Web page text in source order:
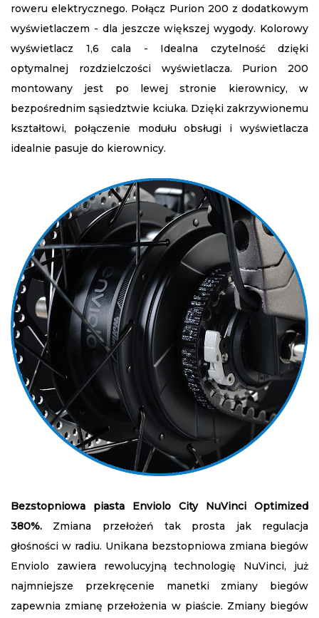
roweru elektrycznego. Połącz Purion 200 z dodatkowym
wyświetlaczem - dla jeszcze większej wygody. Kolorowy
wyświetlacz 1,6 cala - Idealna czytelność dzięki
optymalnej rozdzielczości wyświetlacza. Purion 200
montowany jest po lewej stronie kierownicy, w
bezpośrednim sąsiedztwie kciuka. Dzięki zakrzywionemu
kształtowi, połączenie modułu obsługi i wyświetlacza
idealnie pasuje do kierownicy.
Bezstopniowa piasta Enviolo City NuVinci Optimized
380%. Zmiana przełożeń tak prosta jak regulacja
głośności w radiu. Unikana bezstopniowa zmiana biegów
Enviolo zawiera rewolucyjną technologię NuVinci, już
najmniejsze przekręcenie manetki zmiany biegów
zapewnia zmianę przełożenia w piaście. Zmiany biegów